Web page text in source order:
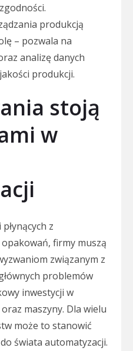
produkcją
– pozwala na
analizę danych
produkcji.
stoją
w
z
firmy muszą
związanym z
problemów
inwestycji w
maszyny. Dla wielu
może to stanowić
świata automatyzacji.